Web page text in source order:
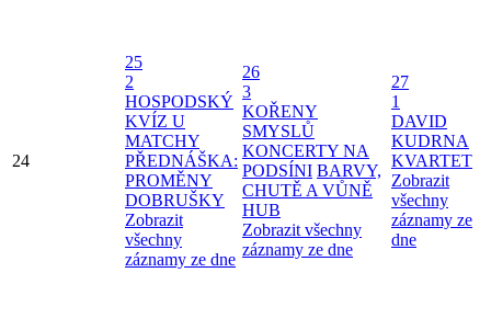
24
25
2
HOSPODSKÝ
KVÍZ U
MATCHY
PŘEDNÁŠKA:
PROMĚNY
DOBRUŠKY
Zobrazit
všechny
záznamy ze dne
26
3
KOŘENY
SMYSLŮ
KONCERTY NA
PODSÍNI BARVY,
CHUTĚ A VŮNĚ
HUB
Zobrazit všechny
záznamy ze dne
27
1
DAVID
KUDRNA
KVARTET
Zobrazit
všechny
záznamy ze
dne